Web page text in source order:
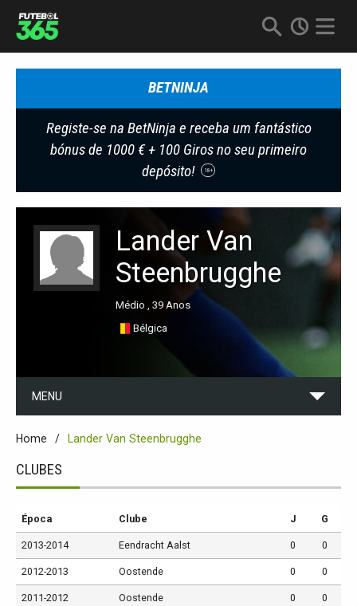
BETNINJA
Registe-se na BetNinja e receba um fantástico
bónus de 1000 € + 100 Giros no seu primeiro
depósito!
18+
Lander Van
Steenbrugghe
Médio , 39 Anos
Bélgica
MENU
Home Lander Van Steenbrugghe
CLUBES
Época Clube J G
2013-2014 Eendracht Aalst 0 0
2012-2013 Oostende 0 0
2011-2012 Oostende 0 0